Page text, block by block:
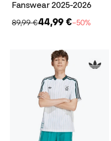
Fanswear 2025-2026
89,99 €44,99 €−50%